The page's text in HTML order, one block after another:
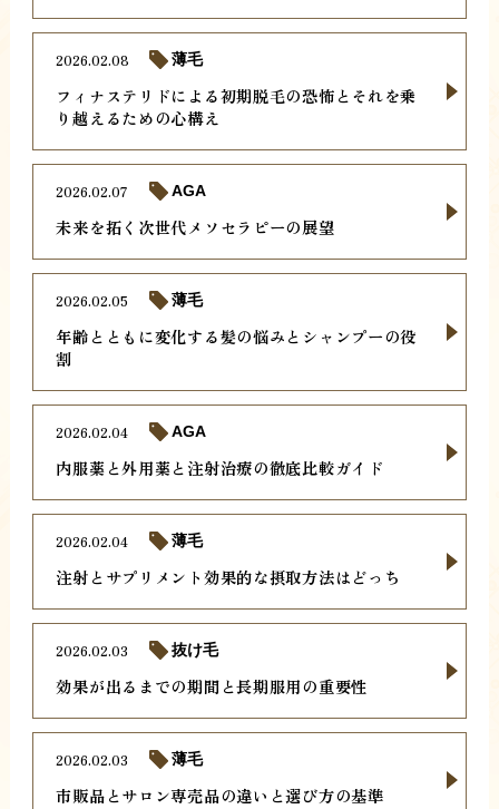
フィナステリドによる初期脱毛の恐怖とそれを乗
り越えるための心構え
2026.02.08 薄毛
未来を拓く次世代メソセラピーの展望
2026.02.07 AGA
年齢とともに変化する髪の悩みとシャンプーの役
割
2026.02.05 薄毛
内服薬と外用薬と注射治療の徹底比較ガイド
2026.02.04 AGA
注射とサプリメント効果的な摂取方法はどっち
2026.02.04 薄毛
効果が出るまでの期間と長期服用の重要性
2026.02.03 抜け毛
市販品とサロン専売品の違いと選び方の基準
2026.02.03 薄毛